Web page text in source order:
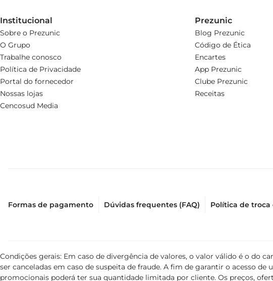
Institucional
Sobre o Prezunic
O Grupo
Trabalhe conosco
Política de Privacidade
Portal do fornecedor
Nossas lojas
Cencosud Media
Prezunic
Blog Prezunic
Código de Ética
Encartes
App Prezunic
Clube Prezunic
Receitas
Formas de pagamento Dúvidas frequentes (FAQ) Política de troca
Condições gerais: Em caso de divergência de valores, o valor válido é o do
ser canceladas em caso de suspeita de fraude. A fim de garantir o acesso
promocionais poderá ter sua quantidade limitada por cliente. Os preços,